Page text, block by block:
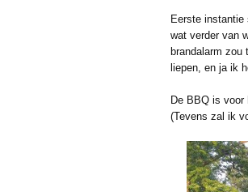
Eerste instantie
wat verder van
brandalarm zou
liepen, en ja ik
De BBQ is voor
(Tevens zal ik